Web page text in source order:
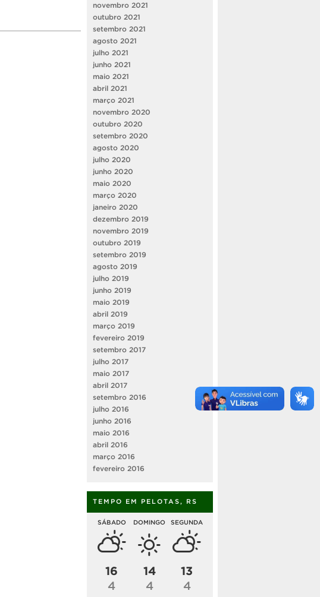
novembro 2021
outubro 2021
setembro 2021
agosto 2021
julho 2021
junho 2021
maio 2021
abril 2021
março 2021
novembro 2020
outubro 2020
setembro 2020
agosto 2020
julho 2020
junho 2020
maio 2020
março 2020
janeiro 2020
dezembro 2019
novembro 2019
outubro 2019
setembro 2019
agosto 2019
julho 2019
junho 2019
maio 2019
abril 2019
março 2019
fevereiro 2019
setembro 2017
julho 2017
maio 2017
abril 2017
setembro 2016
julho 2016
junho 2016
maio 2016
abril 2016
março 2016
fevereiro 2016
TEMPO EM PELOTAS, RS
SÁBADO
16
4
DOMINGO
14
4
SEGUNDA
13
4